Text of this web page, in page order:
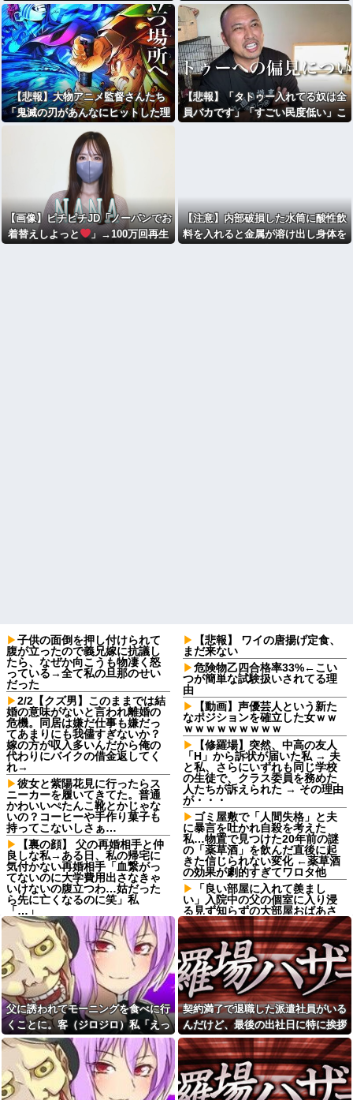
WWWWWWWWWWWWWWW
【悲報】大物アニメ監督さんたち
「鬼滅の刃があんなにヒットした理
由が本当に分からな
い…」・・・・・・・・・
【悲報】「タトゥー入れてる奴は全
員バカです」「すごい民度低い」こ
【画像】ピチピチJD「ノーパンでお
着替えしよっと
」→100万回再生
【注意】内部破損した水筒に酸性飲
料を入れると金属が溶け出し身体を
子供の面倒を押し付けられて
腹が立ったので義兄嫁に抗議し
たら、なぜか向こうも物凄く怒
っている→全て私の旦那のせい
だった
2/2【クズ男】このままでは結
婚の意味がないと言われ離婚の
危機。同居は嫌だ仕事も嫌だっ
てあまりにも我儘すぎないか？
嫁の方が収入多いんだから俺の
代わりにバイクの借金返してく
れ→
彼女と紫陽花見に行ったらス
ニーカーを履いてきてた。普通
かわいいぺたんこ靴とかじゃな
いの？コーヒーや手作り菓子も
持ってこないしさぁ…
【裏の顔】 父の再婚相手と仲
良しな私→ある日、私の帰宅に
気付かない再婚相手「血繋がっ
てないのに大学費用出さなきゃ
いけないの腹立つわ…姑だった
ら先に亡くなるのに笑」私
「…」
義姉のお子さんは犬だけど犬
と言うと精神が不安定になる
女性「20歳で一括購入したア
ルファード素敵！」←レンタカ
ーだろと批判殺到
【悲報】山本太郎さん、政治
に興味なかった
【超絶悲報】東科大医学部卒
の美人YouTuberさん、直美でコ
メント欄が炎上してしまう…
【画像】最新の浜辺美波さ
ん、ガチのマジで可愛過ぎてワ
イらをドキドキさせてしまうw w
w w w w w
【悲報】 ワイの唐揚げ定食、
まだ来ない
危険物乙四合格率33%←こい
つが簡単な試験扱いされてる理
由
【動画】声優芸人という新た
なポジションを確立した女ｗｗ
ｗｗｗｗｗｗｗｗｗ
【修羅場】突然、中高の友人
「H」から訴状が届いた私 → 夫
と私、さらにいずれも同じ学校
の生徒で、クラス委員を務めた
人たちが訴えられた → その理由
が・・・
ゴミ屋敷で「人間失格」と夫
に暴言を吐かれ自殺を考えた
私…物置で見つけた20年前の謎
の「薬草酒」を飲んだ直後に起
きた信じられない変化 ←薬草酒
の効果が劇的すぎてワロタ他
「良い部屋に入れて羨まし
い」入院中の父の個室に入り浸
る見ず知らずの大部屋おばあさ
ん…勝手にお菓子を食べ小遣い
まで貰う泥棒ババアを通報して
やった ←赤の他人から金貰うと
か図々しいにも程がある
同僚ママ「いや…これはあ
の…今月、旦那の収入が少なく
て…」私「はい？」→ 同僚ママ
が隠したものを見ると・・・
【衝撃】ネットで出会った年
下熱血大学生、姉の浮気相手に
ｗｗｗその結末がヤバすぎｗｗ
ｗｗ
【悲報】神田うの、51歳で薄
毛治療を告白「高校生の時から
薄い」
父に誘われてモーニングを食べに行
くことに。客（ジロジロ）私「えっ
何？」店員「見ての通りの状況なの
で…」→まさかの対応をされて...
契約満了で退職した派遣社員がいる
んだけど、最後の出社日に特に挨拶
も菓子折りもなにもなく...